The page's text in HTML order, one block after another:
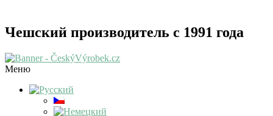
Чешский производитель с 1991 года
Меню